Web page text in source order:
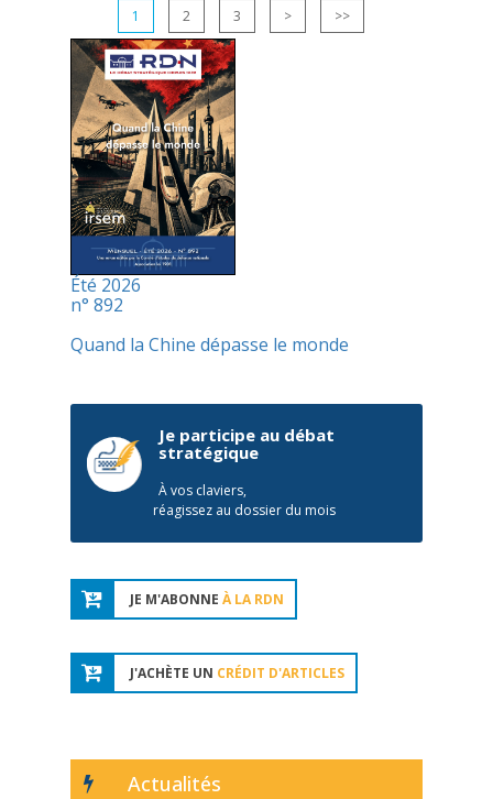
1 2 3 > >>
Été 2026
n° 892
Quand la Chine dépasse le monde
Je participe au débat
stratégique
À vos claviers,
réagissez au dossier du mois
JE M'ABONNE À LA RDN
J'ACHÈTE UN CRÉDIT D'ARTICLES
Actualités